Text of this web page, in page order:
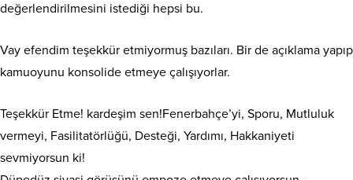
değerlendirilmesini istediği hepsi bu.
Vay efendim teşekkür etmiyormuş bazıları. Bir de açıklama yapıp
kamuoyunu konsolide etmeye çalışıyorlar.
Teşekkür Etme! kardeşim sen!Fenerbahçe’yi, Sporu, Mutluluk
vermeyi, Fasilitatörlüğü, Desteği, Yardımı, Hakkaniyeti
sevmiyorsun ki!